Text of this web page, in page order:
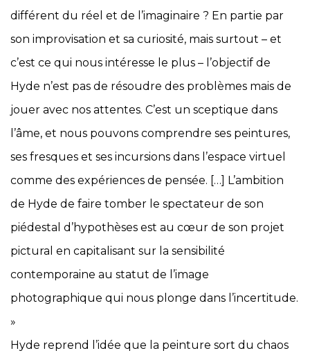
différent du réel et de l’imaginaire ? En partie par
son improvisation et sa curiosité, mais surtout – et
c’est ce qui nous intéresse le plus – l’objectif de
Hyde n’est pas de résoudre des problèmes mais de
jouer avec nos attentes. C’est un sceptique dans
l’âme, et nous pouvons comprendre ses peintures,
ses fresques et ses incursions dans l’espace virtuel
comme des expériences de pensée. […] L’ambition
de Hyde de faire tomber le spectateur de son
piédestal d’hypothèses est au cœur de son projet
pictural en capitalisant sur la sensibilité
contemporaine au statut de l’image
photographique qui nous plonge dans l’incertitude.
»
Hyde reprend l’idée que la peinture sort du chaos